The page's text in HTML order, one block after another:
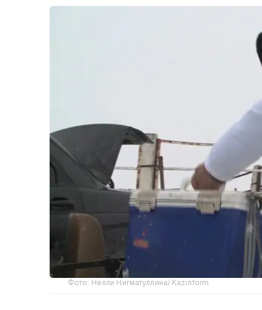
Фото: Нелли Нигматуллина/ Kazinform